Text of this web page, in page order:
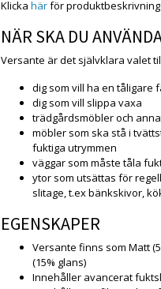
Klicka härför produktbeskrivning
NÄR SKA DU
Versante är det självklara valet
dig som vill ha en tåligare
dig som vill slippa vaxa
trädgårdsmöbler och
möbler som ska stå i
fuktiga utrymmen
väggar som måste tåla
ytor som utsättas för
slitage, t.ex bänkskivor,
EGENSKAPER
Versante finns som Matt
(15% glans)
Innehåller avancerat